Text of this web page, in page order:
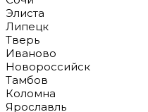
Элиста
Липецк
Тверь
Иваново
Новороссийск
Тамбов
Коломна
Ярославль